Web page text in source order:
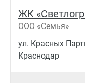
ЖК
ООО «Семья»
ул. Красных
Краснодар